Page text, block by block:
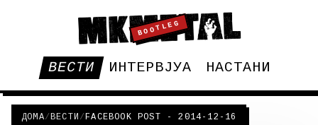
BOOTLEG
ВЕСТИ ИНТЕРВЈУА НАСТАНИ
ДОМА/ВЕСТИ /FACEBOOK POST - 2014-12-16